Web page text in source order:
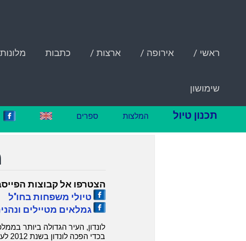
ראשי / אירופה / ארצות / כתבות מלונות
שימושון
תכנון טיול המלצות ספרים
הצטרפו אל קבוצות
טיולי משפחות בחו"ל
גמלאים מטיילים
לונדון, העיר הגדולה ביותר